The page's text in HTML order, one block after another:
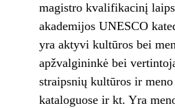
magistro kvalifikacinį
akademijos UNESCO
yra aktyvi kultūros bei
apžvalgininkė bei
straipsnių kultūros ir
kataloguose ir kt. Yra